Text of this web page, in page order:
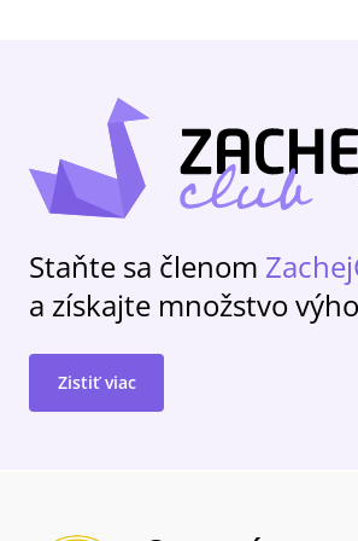
Staňte sa členom
a získajte množstvo
Zistiť viac